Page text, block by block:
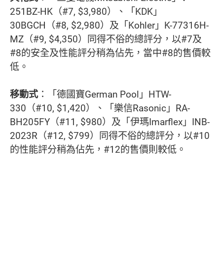
251BZ-HK（#7, $3,980）、「KDK」
30BGCH（#8, $2,980）及「Kohler」K-77316H-
MZ（#9, $4,350）同得不俗的總評分，以#7及
#8的安全及性能評分稍為佔先，當中#8的售價較
低。
移動式：「德國寶German Pool」HTW-
330（#10, $1,420）、「樂信Rasonic」RA-
BH205FY（#11, $980）及「伊瑪Imarflex」INB-
2023R（#12, $799）同得不俗的總評分，以#10
的性能評分稍為佔先，#12的售價則較低。